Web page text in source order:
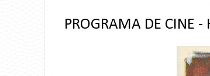
PROGRAMA DE CINE -